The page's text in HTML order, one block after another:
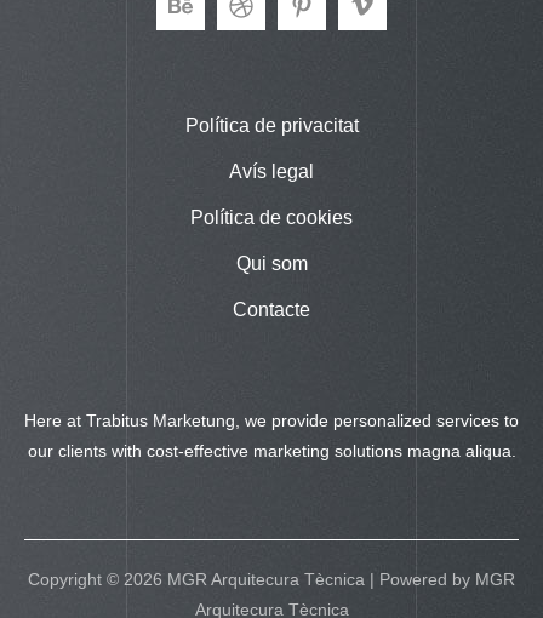
Política de privacitat
Avís legal
Política de cookies
Qui som
Contacte
Here at Trabitus Marketung, we provide personalized services to
our clients with cost-effective marketing solutions magna aliqua.
Copyright © 2026 MGR Arquitecura Tècnica | Powered by MGR
Arquitecura Tècnica